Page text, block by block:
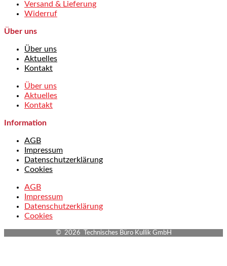
Versand & Lieferung
Widerruf
Über uns
Über uns
Aktuelles
Kontakt
Über uns
Aktuelles
Kontakt
Information
AGB
Impressum
Datenschutzerklärung
Cookies
AGB
Impressum
Datenschutzerklärung
Cookies
© 2026 Technisches Büro Kullik GmbH